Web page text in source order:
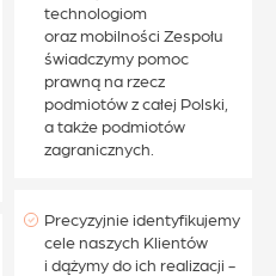
technologiom
oraz mobilności Zespołu
świadczymy pomoc
prawną na rzecz
podmiotów z całej Polski,
a także podmiotów
zagranicznych.
Precyzyjnie identyfikujemy
cele naszych Klientów
i dążymy do ich realizacji -